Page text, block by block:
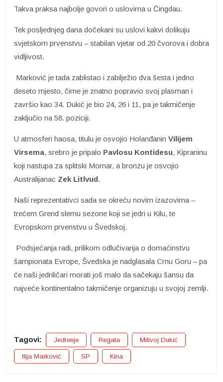
Takva praksa najbolje govori o uslovima u Ćingdau.
Tek posljednjeg dana dočekani su uslovi kakvi dolikuju
svjetskom prvenstvu – stabilan vjetar od 20 čvorova i dobra
vidljivost.
Marković je tada zablistao i zabilježio dva šesta i jedno
deseto mjesto, čime je znatno popravio svoj plasman i
završio kao 34. Dukić je bio 24, 26 i 11, pa je takmičenje
zaključio na 58. poziciji.
U atmosferi haosa, titulu je osvojio Holanđanin Vilijem
Virsema, srebro je pripalo Pavlosu Kontidesu, Kipraninu
koji nastupa za splitski Mornar, a bronzu je osvojio
Australijanac Zek Litlvud.
Naši reprezentativci sada se okreću novim izazovima –
trećem Grend slemu sezone koji se jedri u Kilu, te
Evropskom prvenstvu u Švedskoj.
Podsjećanja radi, prilikom odlučivanja o domaćinstvu
šampionata Evrope, Švedska je nadglasala Crnu Goru – pa
će naši jedriličari morati još malo da sačekaju šansu da
najveće kontinentalno takmičenje organizuju u svojoj zemlji.
Tagovi: Jedrenje Regata Milivoj Dukić
Ilija Marković SP Kina